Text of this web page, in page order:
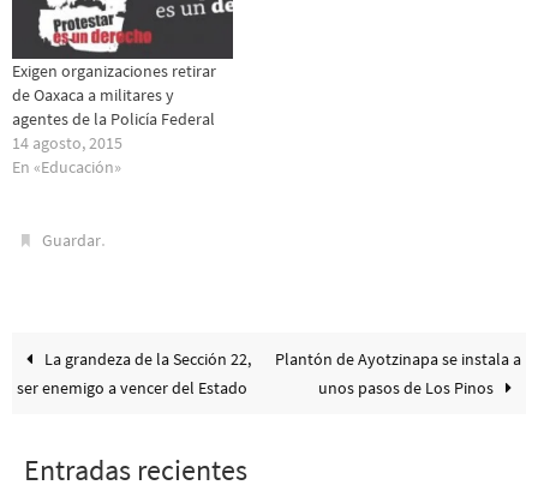
Exigen organizaciones retirar
de Oaxaca a militares y
agentes de la Policía Federal
14 agosto, 2015
En «Educación»
Guardar.
La grandeza de la Sección 22,
ser enemigo a vencer del Estado
Plantón de Ayotzinapa se instala a
unos pasos de Los Pinos
Entradas recientes